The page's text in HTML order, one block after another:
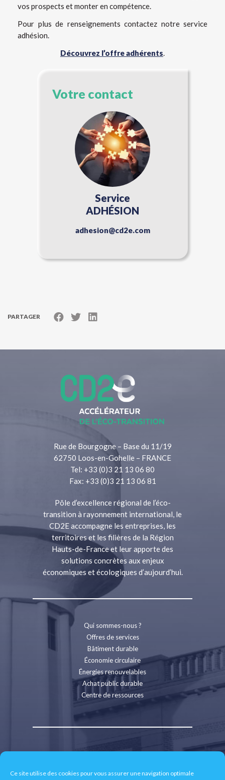
Ce site utilise des cookies pour vous assurer une navigation optimale
vos prospects et monter en compétence.
Pour plus de renseignements contactez notre service
adhésion.
Découvrez l’offre adhérents.
Votre contact
Service
ADHÉSION
adhesion@cd2e.com
PARTAGER
Rue de Bourgogne – Base du 11/19
62750 Loos-en-Gohelle – FRANCE
Tel: +33 (0)3 21 13 06 80
Fax: +33 (0)3 21 13 06 81
Pôle d’excellence régional de l’éco-
transition à rayonnement international, le
CD2E accompagne les entreprises, les
territoires et les filières de la Région
Hauts-de-France et leur apporte des
solutions concrètes aux enjeux
économiques et écologiques d’aujourd’hui.
Qui sommes-nous ?
Offres de services
Bâtiment durable
Économie circulaire
Énergies renouvelables
Achat public durable
Centre de ressources
Contact
Espace presse